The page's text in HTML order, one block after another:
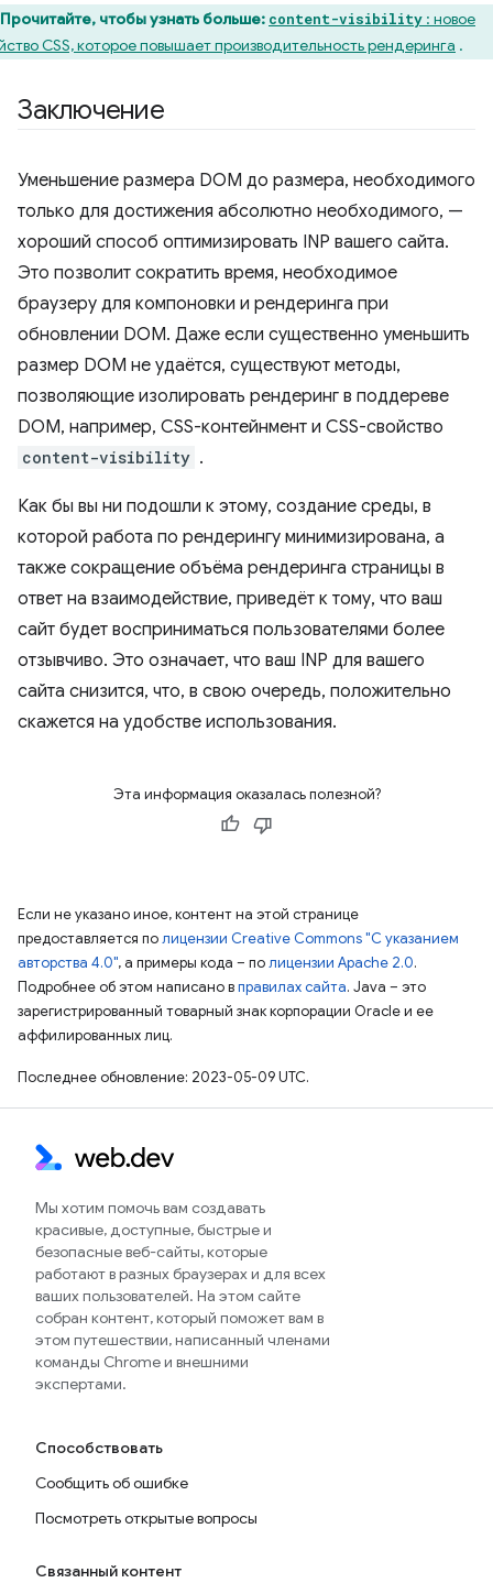
Прочитайте, чтобы узнать больше: content-visibility : новое
CSS, которое повышает производительность рендеринга .
Заключение
Уменьшение размера DOM до размера, необходимого
только для достижения абсолютно необходимого, —
хороший способ оптимизировать INP вашего сайта.
Это позволит сократить время, необходимое
браузеру для компоновки и рендеринга при
обновлении DOM. Даже если существенно уменьшить
размер DOM не удаётся, существуют методы,
позволяющие изолировать рендеринг в поддереве
DOM, например, CSS-контейнмент и CSS-свойство
content-visibility .
Как бы вы ни подошли к этому, создание среды, в
которой работа по рендерингу минимизирована, а
также сокращение объёма рендеринга страницы в
ответ на взаимодействие, приведёт к тому, что ваш
сайт будет восприниматься пользователями более
отзывчиво. Это означает, что ваш INP для вашего
сайта снизится, что, в свою очередь, положительно
скажется на удобстве использования.
Эта информация оказалась полезной?
Если не указано иное, контент на этой странице
предоставляется полицензии Creative Commons "С указанием
авторства 4.0", а примеры кода – полицензии Apache 2.0.
Подробнее об этом написано вправилах сайта. Java – это
зарегистрированный товарный знак корпорации Oracle и ее
аффилированных лиц.
Последнее обновление: 2023-05-09 UTC.
Мы хотим помочь вам создавать
красивые, доступные, быстрые и
безопасные веб-сайты, которые
работают в разных браузерах и для всех
ваших пользователей. На этом сайте
собран контент, который поможет вам в
этом путешествии, написанный членами
команды Chrome и внешними
экспертами.
Способствовать
Сообщить об ошибке
Посмотреть открытые вопросы
Связанный контент